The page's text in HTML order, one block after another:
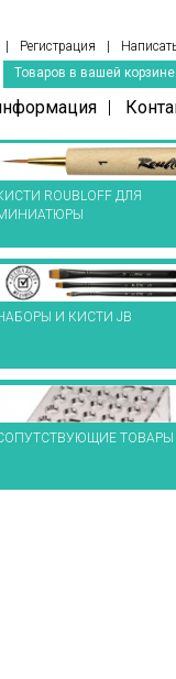
Регистрация
Товаров в вашей
|
ROUBLOFF ДЛЯ
И КИСТИ JB
ТОВАРЫ